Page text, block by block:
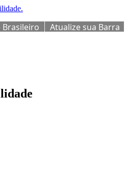
Atualize sua Barra